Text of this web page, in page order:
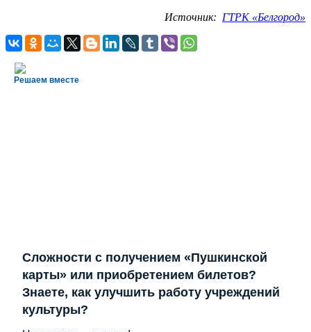
Источник: ГТРК «Белгород»
Решаем вместе
Сложности с получением «Пушкинской
карты» или приобретением билетов?
Знаете, как улучшить работу учреждений
культуры?